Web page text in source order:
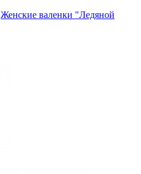
Женские валенки "Ледяной